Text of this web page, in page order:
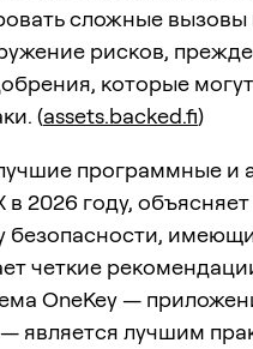
сложные вызовы
рисков,
которые
(assets.backed.fi)
программные и
2026 году,
четкие
OneKey —
— является лучшим